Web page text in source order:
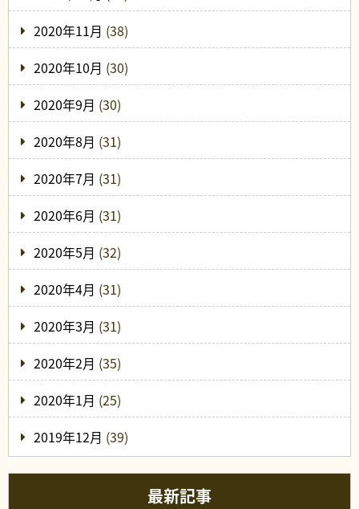
2020年11月 (38)
2020年10月 (30)
2020年9月 (30)
2020年8月 (31)
2020年7月 (31)
2020年6月 (31)
2020年5月 (32)
2020年4月 (31)
2020年3月 (31)
2020年2月 (35)
2020年1月 (25)
2019年12月 (39)
最新記事